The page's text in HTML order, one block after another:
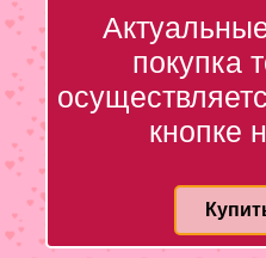
покупка
кнопке